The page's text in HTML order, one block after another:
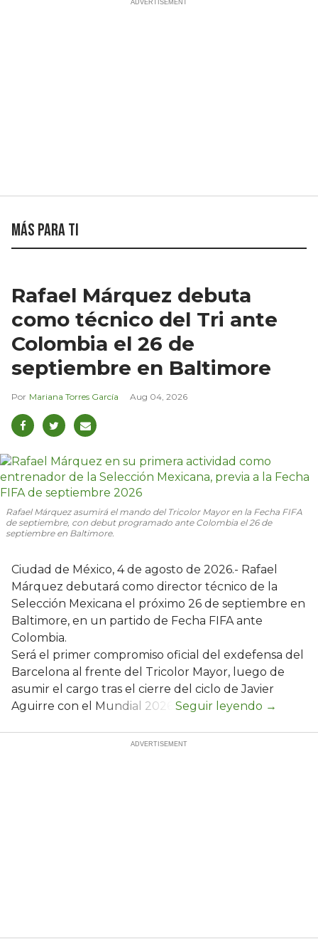
Más para ti
Rafael Márquez debuta
como técnico del Tri ante
Colombia el 26 de
septiembre en Baltimore
Mariana Torres García Aug 04, 2026
Rafael Márquez asumirá el mando del Tricolor Mayor en la Fecha FIFA
de septiembre, con debut programado ante Colombia el 26 de
septiembre en Baltimore.
Ciudad de México, 4 de agosto de 2026.- Rafael
Márquez debutará como director técnico de la
Selección Mexicana el próximo 26 de septiembre en
Baltimore, en un partido de Fecha FIFA ante
Colombia.
Será el primer compromiso oficial del exdefensa del
Barcelona al frente del Tricolor Mayor, luego de
asumir el cargo tras el cierre del ciclo de Javier
Aguirre con el Mundial 2026.